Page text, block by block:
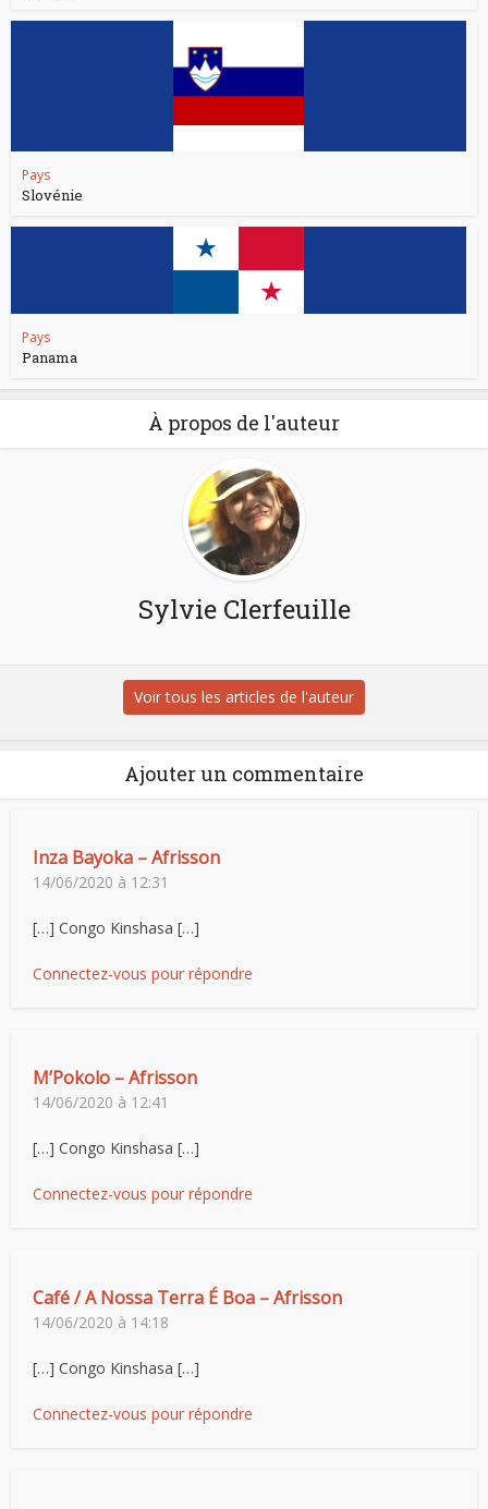
Pays
Slovénie
Pays
Panama
À propos de l'auteur
Sylvie Clerfeuille
Voir tous les articles de l'auteur
Ajouter un commentaire
Inza Bayoka – Afrisson
14/06/2020 à 12:31
[…] Congo Kinshasa […]
Connectez-vous pour répondre
M’Pokolo – Afrisson
14/06/2020 à 12:41
[…] Congo Kinshasa […]
Connectez-vous pour répondre
Café / A Nossa Terra É Boa – Afrisson
14/06/2020 à 14:18
[…] Congo Kinshasa […]
Connectez-vous pour répondre